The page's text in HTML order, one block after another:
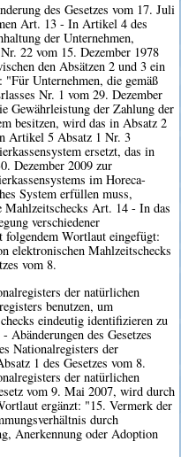
des Gesetzes vom 17. Juli
Art. 13 - In Artikel 4 des
der Unternehmen,
22 vom 15. Dezember 1978
den Absätzen 2 und 3 ein
Unternehmen, die gemäß
Nr. 1 vom 29. Dezember
Gewährleistung der Zahlung der
besitzen, wird das in Absatz 2
Artikel 5 Absatz 1 Nr. 3
ersetzt, das in
Dezember 2009 zur
im Horeca-
System erfüllen muss,
Art. 14 - In das
verschiedener
Wortlaut eingefügt:
elektronischen Mahlzeitschecks
vom 8.
der natürlichen
benutzen, um
eindeutig identifizieren zu
des Gesetzes
Nationalregisters der
1 des Gesetzes vom 8.
der natürlichen
vom 9. Mai 2007, wird durch
ergänzt: "15. Vermerk der
durch
Anerkennung oder Adoption